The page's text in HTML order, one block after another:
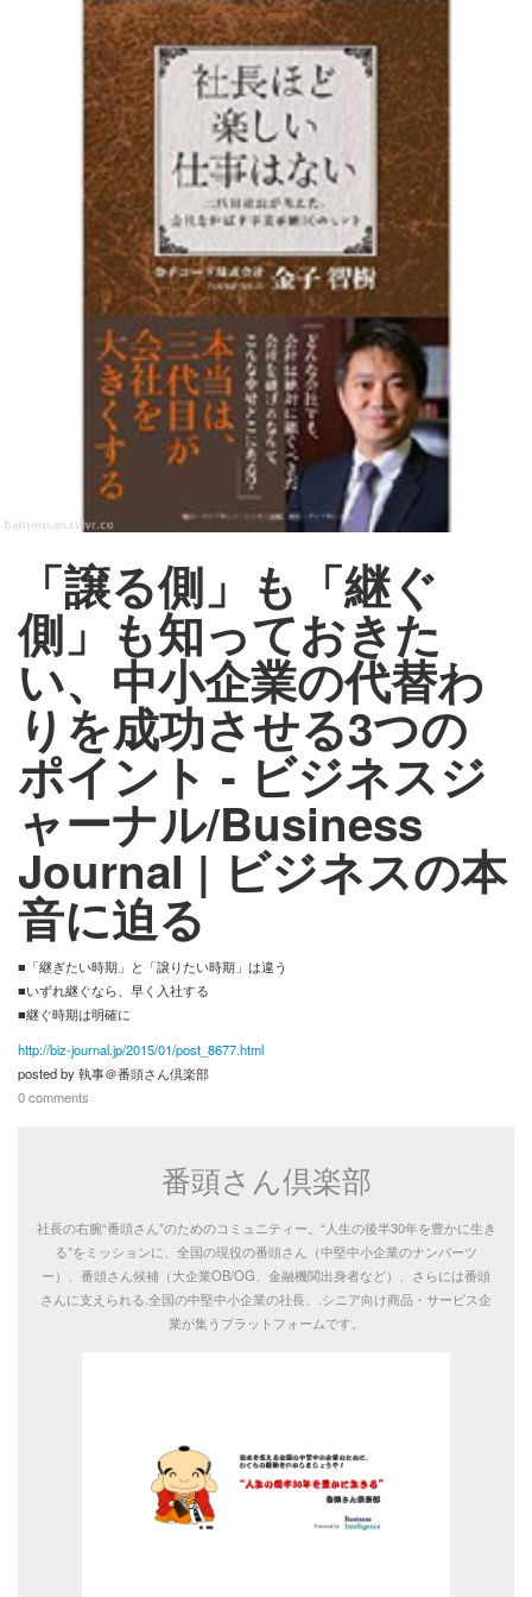
番頭さん倶楽部
ログイン
新規登録
ストリーム
このコミュニティについて
ヘルプ
利用規約
プライバシーポリシー
お問い合わせ
REVOLVER
「譲る側」も「継ぐ
側」も知っておきた
い、中小企業の代替わ
りを成功させる3つの
ポイント - ビジネスジ
ャーナル/Business
Journal | ビジネスの本
音に迫る
■「継ぎたい時期」と「譲りたい時期」は違う
■いずれ継ぐなら、早く入社する
■継ぐ時期は明確に
http://biz-journal.jp/2015/01/post_8677.html
posted by執事＠番頭さん倶楽部
0 comments
番頭さん倶楽部
社長の右腕“番頭さん”のためのコミュニティー。“人生の後半30年を豊かに生き
る”をミッションに、全国の現役の番頭さん（中堅中小企業のナンバーツ
ー）、番頭さん候補（大企業OB/OG、金融機関出身者など）、さらには番頭
さんに支えられる.全国の中堅中小企業の社長、.シニア向け商品・サービス企
業が集うプラットフォームです。